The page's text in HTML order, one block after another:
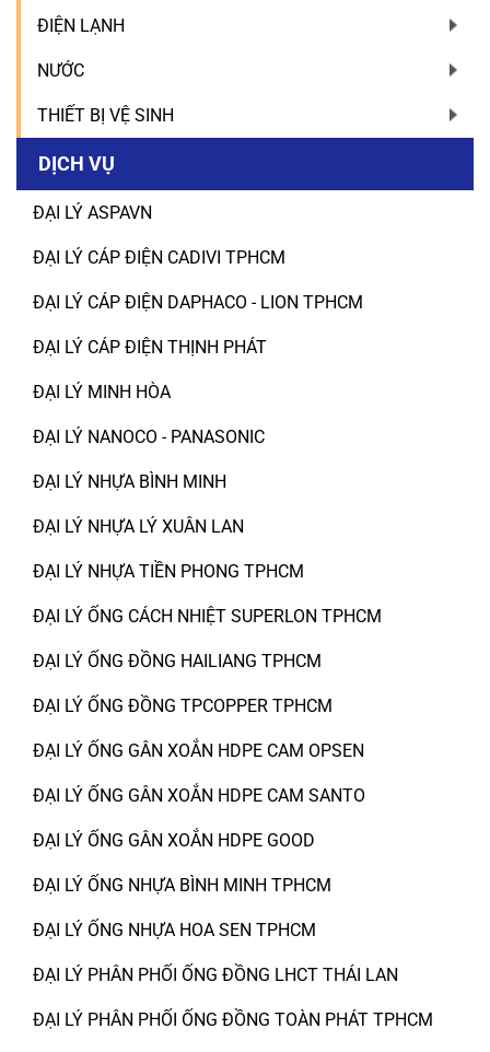
ĐIỆN LẠNH
NƯỚC
THIẾT BỊ VỆ SINH
DỊCH VỤ
ĐẠI LÝ ASPAVN
ĐẠI LÝ CÁP ĐIỆN CADIVI TPHCM
ĐẠI LÝ CÁP ĐIỆN DAPHACO - LION TPHCM
ĐẠI LÝ CÁP ĐIỆN THỊNH PHÁT
ĐẠI LÝ MINH HÒA
ĐẠI LÝ NANOCO - PANASONIC
ĐẠI LÝ NHỰA BÌNH MINH
ĐẠI LÝ NHỰA LÝ XUÂN LAN
ĐẠI LÝ NHỰA TIỀN PHONG TPHCM
ĐẠI LÝ ỐNG CÁCH NHIỆT SUPERLON TPHCM
ĐẠI LÝ ỐNG ĐỒNG HAILIANG TPHCM
ĐẠI LÝ ỐNG ĐỒNG TPCOPPER TPHCM
ĐẠI LÝ ỐNG GÂN XOẮN HDPE CAM OPSEN
ĐẠI LÝ ỐNG GÂN XOẮN HDPE CAM SANTO
ĐẠI LÝ ỐNG GÂN XOẮN HDPE GOOD
ĐẠI LÝ ỐNG NHỰA BÌNH MINH TPHCM
ĐẠI LÝ ỐNG NHỰA HOA SEN TPHCM
ĐẠI LÝ PHÂN PHỐI ỐNG ĐỒNG LHCT THÁI LAN
ĐẠI LÝ PHÂN PHỐI ỐNG ĐỒNG TOÀN PHÁT TPHCM